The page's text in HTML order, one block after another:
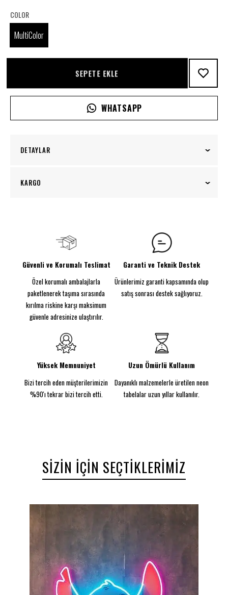
COLOR
MultiColor
SEPETE EKLE
WHATSAPP
DETAYLAR
Evini kişiselleştirmek isteyenler için özel tasarım
Görünen Ebat: 65CM
Parlayacak şekilde tasarlandı
Baskılı Neon Tabela
Enerji tasarruflu neon flex
5MM Dekota
Kurulum için vida kiti sağlanmıştır. Daha hızlı kurulum
için 3M Komut Şeritleri ekleyebilir ve neonunuzu
KARGO
Güvenli ve Korumalı Teslimat
Özel korumalı ambalajlarla
paketlenerek taşıma sırasında
kırılma riskine karşı maksimum
güvenle adresinize ulaştırılır.
Garanti ve Teknik Destek
Ürünlerimiz garanti kapsamında olup
satış sonrası destek sağlıyoruz.
Yüksek Memnuniyet
Bizi tercih eden müşterilerimizin
%90'ı tekrar bizi tercih etti.
Uzun Ömürlü Kullanım
Dayanıklı malzemelerle üretilen neon
tabelalar uzun yıllar kullanılır.
SIZIN İÇIN SEÇTIKLERIMIZ